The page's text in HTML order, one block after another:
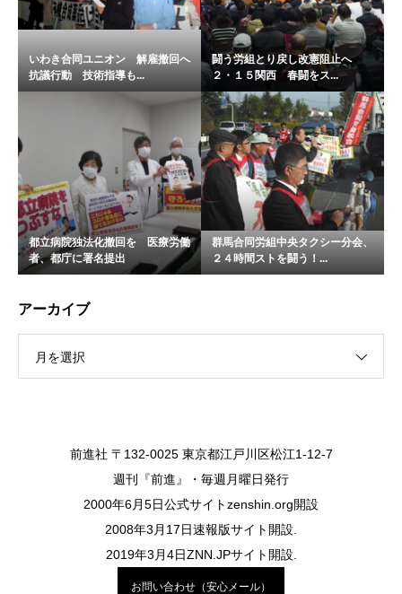
いわき合同ユニオン 解雇撤回へ
抗議行動 技術指導も...
闘う労組とり戻し改憲阻止へ
２・１５関西 春闘をス...
都立病院独法化撤回を 医療労働
者、都庁に署名提出
群馬合同労組中央タクシー分会、
２４時間ストを闘う！...
アーカイブ
月を選択
前進社 〒132-0025 東京都江戸川区松江1-12-7
週刊『前進』・毎週月曜日発行
2000年6月5日公式サイトzenshin.org開設
2008年3月17日速報版サイト開設.
2019年3月4日ZNN.JPサイト開設.
お問い合わせ（安心メール）